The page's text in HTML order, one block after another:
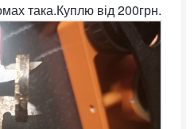
така.Куплю від 200грн.